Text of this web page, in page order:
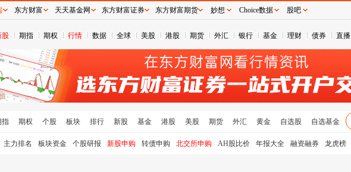
股 期指 期权 行情 数据 全球 美股 港股 期货 外汇 银行 基金 理财 债券 直播
指 期权 个股 板块 排行 新股 基金 港股 美股 期货 外汇 黄金 自选股 自选基金
主力排名 板块资金 个股研报 新股申购 转债申购 北交所申购 AH股比价 年报大全 融资融券 龙虎榜
东方财富 天天基金网 东方财富证券 东方财富期货 妙想 Choice数据 股吧